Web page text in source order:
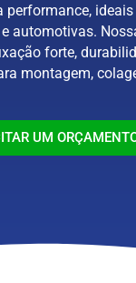
performance,
automotivas.
forte,
montagem,
UM